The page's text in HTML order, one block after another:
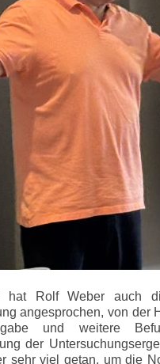
hat Rolf Weber auch
angesprochen, von der
und weitere
der
sehr viel getan, um die